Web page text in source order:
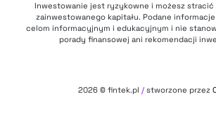
Inwestowanie jest ryzykowne i możesz stracić
zainwestowanego kapitału. Podane informacje
celom informacyjnym i edukacyjnym i nie
porady finansowej ani rekomendacji
2026 © fintek.pl / stworzone przez